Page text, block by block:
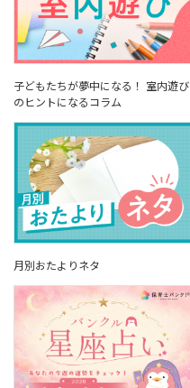
子どもたちが夢中になる！ 室内遊び
のヒントになるコラム
月別おたよりネタ